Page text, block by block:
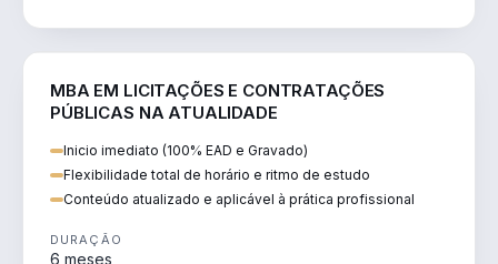
MBA EM LICITAÇÕES E CONTRATAÇÕES
PÚBLICAS NA ATUALIDADE
Inicio imediato (100% EAD e Gravado)
Flexibilidade total de horário e ritmo de estudo
Conteúdo atualizado e aplicável à prática profissional
DURAÇÃO
6 meses